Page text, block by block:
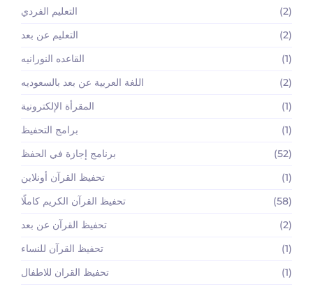
التعليم الفردي
(2)
التعليم عن بعد
(2)
القاعده النورانيه
(1)
اللغة العربية عن بعد بالسعوديه
(2)
المقرأة الإلكترونية
(1)
برامج التحفيظ
(1)
برنامج إجازة في الحفظ
(52)
تحفيظ القرآن أونلاين
(1)
تحفيظ القرآن الكريم كاملًا
(58)
تحفيظ القرآن عن بعد
(2)
تحفيظ القرآن للنساء
(1)
تحفيظ القران للاطفال
(1)